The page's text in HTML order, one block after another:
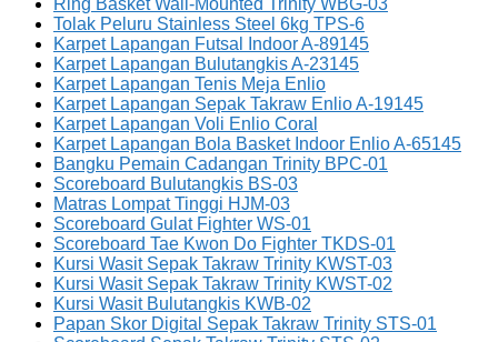
Ring Basket Wall-Mounted Trinity WBG-03
Tolak Peluru Stainless Steel 6kg TPS-6
Karpet Lapangan Futsal Indoor A-89145
Karpet Lapangan Bulutangkis A-23145
Karpet Lapangan Tenis Meja Enlio
Karpet Lapangan Sepak Takraw Enlio A-19145
Karpet Lapangan Voli Enlio Coral
Karpet Lapangan Bola Basket Indoor Enlio A-65145
Bangku Pemain Cadangan Trinity BPC-01
Scoreboard Bulutangkis BS-03
Matras Lompat Tinggi HJM-03
Scoreboard Gulat Fighter WS-01
Scoreboard Tae Kwon Do Fighter TKDS-01
Kursi Wasit Sepak Takraw Trinity KWST-03
Kursi Wasit Sepak Takraw Trinity KWST-02
Kursi Wasit Bulutangkis KWB-02
Papan Skor Digital Sepak Takraw Trinity STS-01